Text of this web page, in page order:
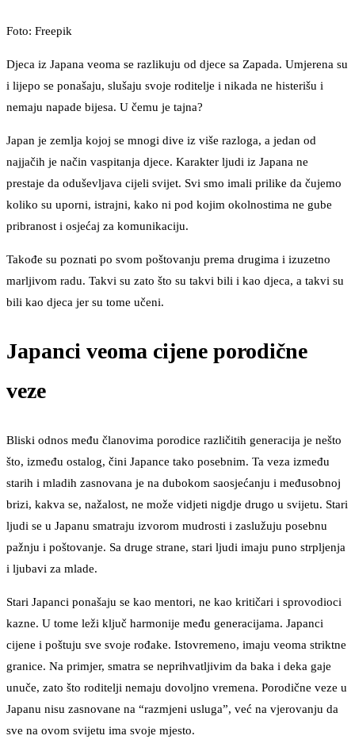
Foto: Freepik
Djeca iz Japana veoma se razlikuju od djece sa Zapada. Umjerena su
i lijepo se ponašaju, slušaju svoje roditelje i nikada ne histerišu i
nemaju napade bijesa. U čemu je tajna?
Japan je zemlja kojoj se mnogi dive iz više razloga, a jedan od
najjačih je način vaspitanja djece. Karakter ljudi iz Japana ne
prestaje da oduševljava cijeli svijet. Svi smo imali prilike da čujemo
koliko su uporni, istrajni, kako ni pod kojim okolnostima ne gube
pribranost i osjećaj za komunikaciju.
Takođe su poznati po svom poštovanju prema drugima i izuzetno
marljivom radu. Takvi su zato što su takvi bili i kao djeca, a takvi su
bili kao djeca jer su tome učeni.
Japanci veoma cijene porodične
veze
Bliski odnos među članovima porodice različitih generacija je nešto
što, između ostalog, čini Japance tako posebnim. Ta veza između
starih i mladih zasnovana je na dubokom saosjećanju i međusobnoj
brizi, kakva se, nažalost, ne može vidjeti nigdje drugo u svijetu. Stari
ljudi se u Japanu smatraju izvorom mudrosti i zaslužuju posebnu
pažnju i poštovanje. Sa druge strane, stari ljudi imaju puno strpljenja
i ljubavi za mlade.
Stari Japanci ponašaju se kao mentori, ne kao kritičari i sprovodioci
kazne. U tome leži ključ harmonije među generacijama. Japanci
cijene i poštuju sve svoje rođake. Istovremeno, imaju veoma striktne
granice. Na primjer, smatra se neprihvatljivim da baka i deka gaje
unuče, zato što roditelji nemaju dovoljno vremena. Porodične veze u
Japanu nisu zasnovane na “razmjeni usluga”, već na vjerovanju da
sve na ovom svijetu ima svoje mjesto.